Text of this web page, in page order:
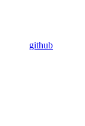
github